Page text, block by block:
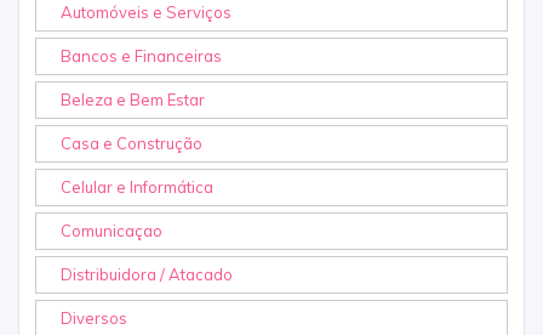
Automóveis e Serviços
Bancos e Financeiras
Beleza e Bem Estar
Casa e Construção
Celular e Informática
Comunicaçao
Distribuidora / Atacado
Diversos